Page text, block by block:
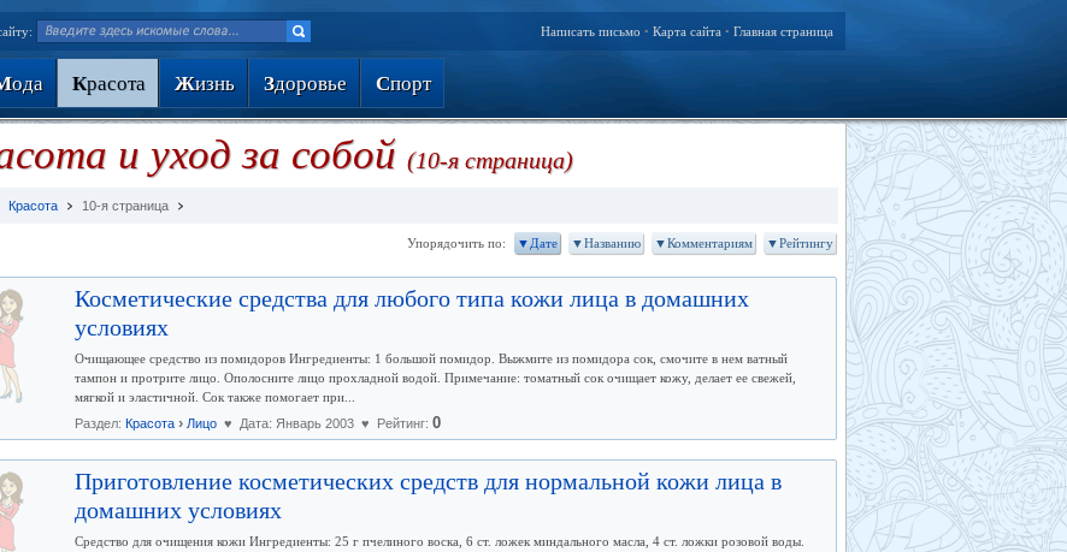
Написать письмо • Карта сайта • Главная страница
ода Красота Жизнь Здоровье Спорт
и уход за собой (10-я страница)
Красота 10-я страница
Упорядочить по: ▼Дате ▼Названию ▼Комментариям ▼Рейтингу
Косметические средства для любого типа кожи лица в домашних
условиях
Очищающее средство из помидоров Ингредиенты: 1 большой помидор. Выжмите из помидора сок, смочите в нем ватный
тампон и протрите лицо. Ополосните лицо прохладной водой. Примечание: томатный сок очищает кожу, делает ее свежей,
мягкой и эластичной. Сок также помогает при...
Раздел: Красота › Лицо ♥ Дата: Январь 2003 ♥ Рейтинг: 0
Приготовление косметических средств для нормальной кожи лица в
домашних условиях
Средство для очищения кожи Ингредиенты: 25 г пчелиного воска, 6 ст. ложек миндального масла, 4 ст. ложки розовой воды.